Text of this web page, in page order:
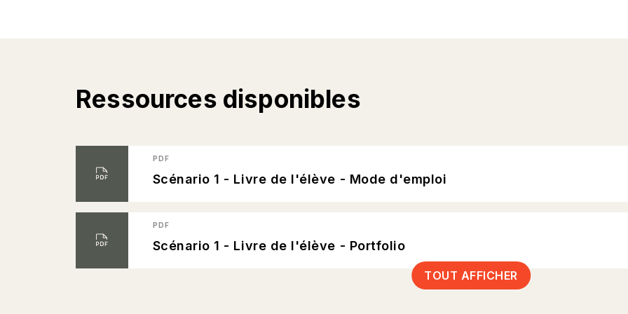
Ressources disponibles
PDF
Scénario 1 - Livre de l'élève - Mode d'emploi
PDF
Scénario 1 - Livre de l'élève - Portfolio
TOUT AFFICHER